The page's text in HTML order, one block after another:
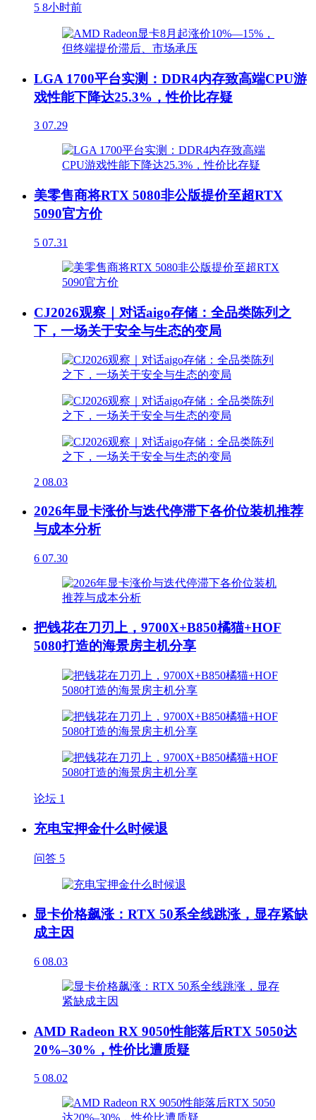
5 8小时前
LGA 1700平台实测：DDR4内存致高端CPU游
戏性能下降达25.3%，性价比存疑
3 07.29
美零售商将RTX 5080非公版提价至超RTX
5090官方价
5 07.31
CJ2026观察｜对话aigo存储：全品类陈列之
下，一场关于安全与生态的变局
2 08.03
2026年显卡涨价与迭代停滞下各价位装机推荐
与成本分析
6 07.30
把钱花在刀刃上，9700X+B850橘猫+HOF
5080打造的海景房主机分享
论坛 1
充电宝押金什么时候退
问答 5
显卡价格飙涨：RTX 50系全线跳涨，显存紧缺
成主因
6 08.03
AMD Radeon RX 9050性能落后RTX 5050达
20%–30%，性价比遭质疑
5 08.02